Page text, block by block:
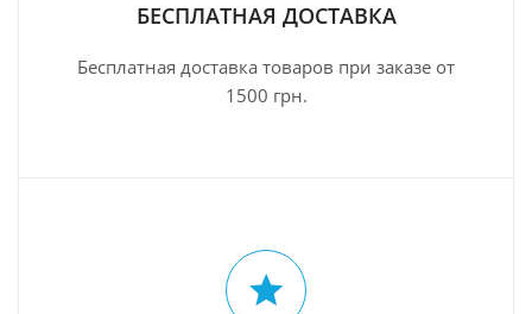
БЕСПЛАТНАЯ ДОСТАВКА
Бесплатная доставка товаров при заказе от
1500 грн.